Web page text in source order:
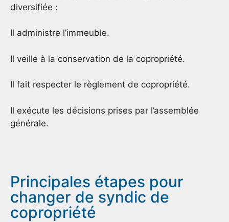
diversifiée :
Il administre l’immeuble.
Il veille à la conservation de la copropriété.
Il fait respecter le règlement de copropriété.
Il exécute les décisions prises par l’assemblée
générale.
Principales étapes pour
changer de syndic de
copropriété